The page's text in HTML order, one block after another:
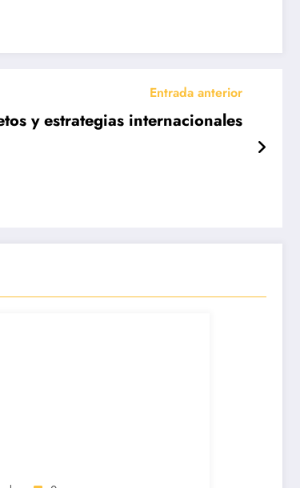
Entrada anterior
y estrategias internacionales